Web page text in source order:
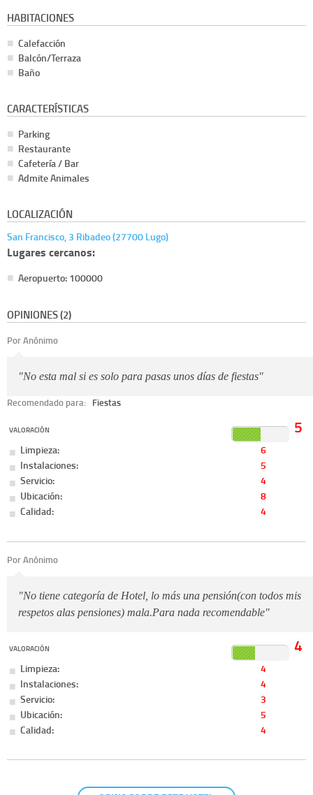
HABITACIONES
Calefacción
Balcón/Terraza
Baño
CARACTERÍSTICAS
Parking
Restaurante
Cafetería / Bar
Admite Animales
LOCALIZACIÓN
San Francisco, 3 Ribadeo (27700 Lugo)
Lugares cercanos:
Aeropuerto: 100000
OPINIONES (2)
Por Anónimo
"No esta mal si es solo para pasas unos días de fiestas"
Recomendado para: Fiestas
VALORACIÓN 5
Limpieza:
6
Instalaciones:
5
Servicio:
4
Ubicación:
8
Calidad:
4
Por Anónimo
"No tiene categoría de Hotel, lo más una pensión(con todos mis
respetos alas pensiones) mala.Para nada recomendable"
VALORACIÓN 4
Limpieza:
4
Instalaciones:
4
Servicio:
3
Ubicación:
5
Calidad:
4